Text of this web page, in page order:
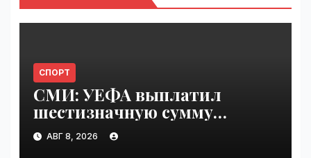
СПОРТ
СМИ: УЕФА выплатил
шестизначную сумму
любовнице Инфантино |
VseTime.ru
АВГ 8, 2026